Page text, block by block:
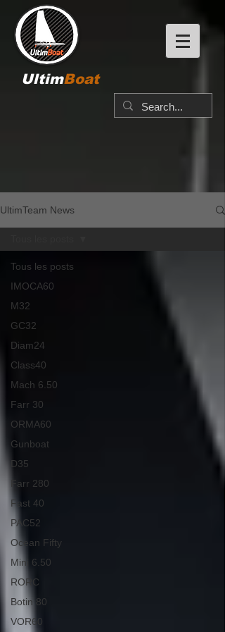
UltimBoat
UltimTeam News
Tous les posts
IMOCA60
M32
GC32
Diam24
Class40
Mach 6.50
Farr 30
ORMA60
Gunboat
D35
Farr 280
Fast 40
PAC52
Ocean Fifty
Mini 6.50
RORC
Botin 80
VOR60